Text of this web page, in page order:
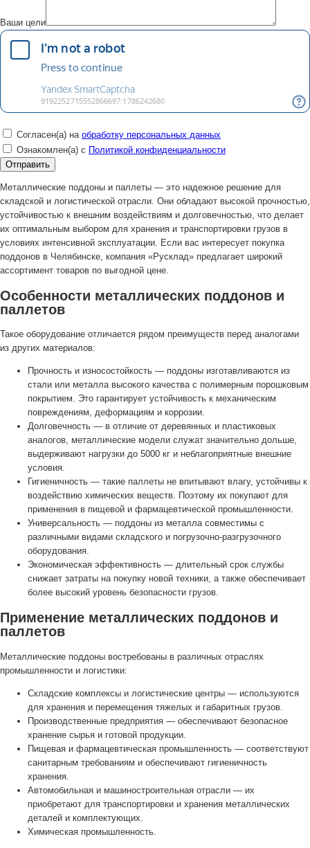
Ваши цели
Согласен(а) на обработку персональных данных
Ознакомлен(а) с Политикой конфиденциальности
Металлические поддоны и паллеты — это надежное решение для
складской и логистической отрасли. Они обладают высокой прочностью,
устойчивостью к внешним воздействиям и долговечностью, что делает
их оптимальным выбором для хранения и транспортировки грузов в
условиях интенсивной эксплуатации. Если вас интересует покупка
поддонов в Челябинске, компания «Русклад» предлагает широкий
ассортимент товаров по выгодной цене.
Особенности металлических поддонов и
паллетов
Такое оборудование отличается рядом преимуществ перед аналогами
из других материалов:
Прочность и износостойкость — поддоны изготавливаются из
стали или металла высокого качества с полимерным порошковым
покрытием. Это гарантирует устойчивость к механическим
повреждениям, деформациям и коррозии.
Долговечность — в отличие от деревянных и пластиковых
аналогов, металлические модели служат значительно дольше,
выдерживают нагрузки до 5000 кг и неблагоприятные внешние
условия.
Гигиеничность — такие паллеты не впитывают влагу, устойчивы к
воздействию химических веществ. Поэтому их покупают для
применения в пищевой и фармацевтической промышленности.
Универсальность — поддоны из металла совместимы с
различными видами складского и погрузочно-разгрузочного
оборудования.
Экономическая эффективность — длительный срок службы
снижает затраты на покупку новой техники, а также обеспечивает
более высокий уровень безопасности грузов.
Применение металлических поддонов и
паллетов
Металлические поддоны востребованы в различных отраслях
промышленности и логистики:
Складские комплексы и логистические центры — используются
для хранения и перемещения тяжелых и габаритных грузов.
Производственные предприятия — обеспечивают безопасное
хранение сырья и готовой продукции.
Пищевая и фармацевтическая промышленность — соответствуют
санитарным требованиям и обеспечивают гигиеничность
хранения.
Автомобильная и машиностроительная отрасли — их
приобретают для транспортировки и хранения металлических
деталей и комплектующих.
Химическая промышленность.